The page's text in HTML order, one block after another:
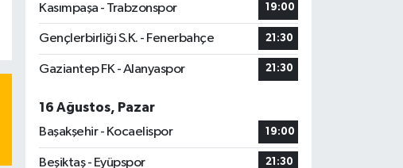
Kasımpaşa - Trabzonspor 19:00
Gençlerbirliği S.K. - Fenerbahçe 21:30
Gaziantep FK - Alanyaspor 21:30
16 Ağustos, Pazar
Başakşehir - Kocaelispor
19:00
Beşiktaş - Eyüpspor 21:30